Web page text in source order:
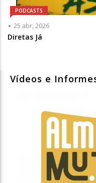
PODCASTS
25 abr, 2026
Diretas Já
Vídeos e